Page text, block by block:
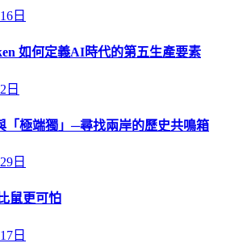
日
如何定義AI時代的第五生產要素
日
「極端獨」─尋找兩岸的歷史共鳴箱
日
鼠更可怕
日